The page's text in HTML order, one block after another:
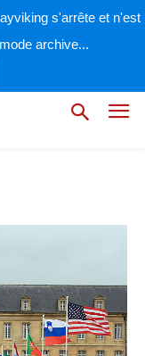
s'arrête et n'est
archive...